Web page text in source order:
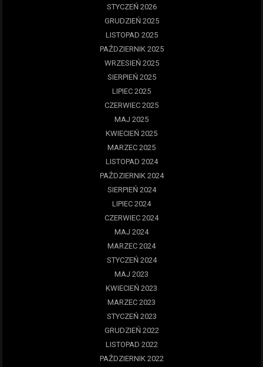
STYCZEŃ 2026
GRUDZIEŃ 2025
LISTOPAD 2025
PAŹDZIERNIK 2025
WRZESIEŃ 2025
SIERPIEŃ 2025
LIPIEC 2025
CZERWIEC 2025
MAJ 2025
KWIECIEŃ 2025
MARZEC 2025
LISTOPAD 2024
PAŹDZIERNIK 2024
SIERPIEŃ 2024
LIPIEC 2024
CZERWIEC 2024
MAJ 2024
MARZEC 2024
STYCZEŃ 2024
MAJ 2023
KWIECIEŃ 2023
MARZEC 2023
STYCZEŃ 2023
GRUDZIEŃ 2022
LISTOPAD 2022
PAŹDZIERNIK 2022